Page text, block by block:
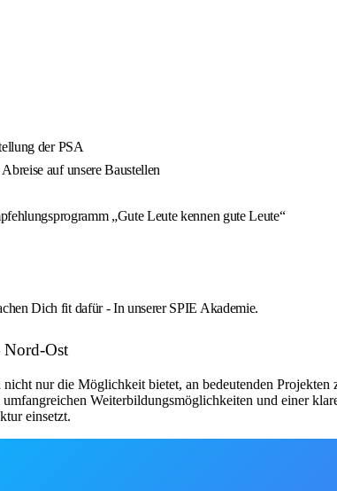
der PSA
auf unsere Baustellen
„Gute Leute kennen gute Leute“
Dich fit dafür - In unserer SPIE Akademie.
Ost
nur die Möglichkeit bietet, an bedeutenden
Weiterbildungsmöglichkeiten und einer
einsetzt.